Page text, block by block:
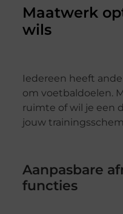
Maatwerk
wils
Iedereen heeft
om voetbaldoelen.
ruimte of wil je een
jouw
Aanpasbare
functies